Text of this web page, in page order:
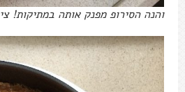
והנה הסירופ מפנק אותה במתיקות!